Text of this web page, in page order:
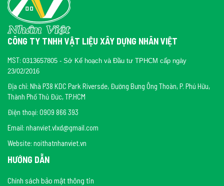
CÔNG TY TNHH VẬT LIỆU XÂY DỰNG NHÂN VIỆT
MST: 0313657805 - Sở Kế hoạch và Đầu tư TPHCM cấp ngày
23/02/2016
Địa chỉ: Nhà P38 KDC Park Riversde, Đường Bưng Ông Thoàn, P. Phú Hữu,
Thành Phố Thủ Đức, TP.HCM
Điện thoại: 0909 866 393
Email: nhanviet.vlxd@gmail.com
Website: noithatnhanviet.vn
HƯỚNG DẪN
Chính sách bảo mật thông tin